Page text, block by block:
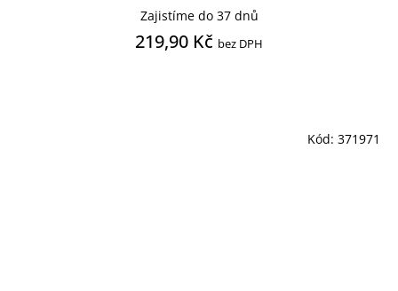
Zajistíme do 37 dnů
219,90 Kč bez DPH
Kód: 371971